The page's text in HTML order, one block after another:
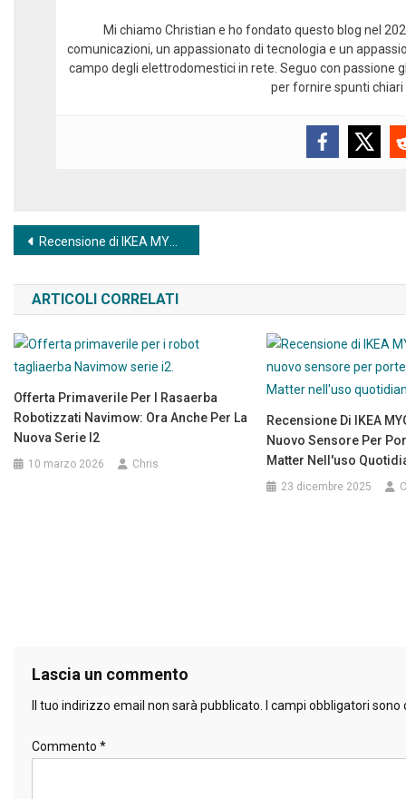
Mi chiamo Christian e ho fondato questo blog nel
comunicazioni, un appassionato di tecnologia e un
campo degli elettrodomestici in rete. Seguo con passione
per fornire spunti chiari
Navigazione articoli
Recensione di IKEA MYGGBETT: il nuovo sensore per porte e finestre Matter nell'uso quotidiano
ARTICOLI CORRELATI
Offerta Primaverile Per I Rasaerba
Robotizzati Navimow: Ora Anche Per La
Nuova Serie I2
10 marzo 2026 Chris
Recensione Di IKEA
Nuovo Sensore Per
Matter Nell'uso
23 dicembre 2025
Lascia un commento
Il tuo indirizzo email non sarà pubblicato. I campi obbligatori
Commento *